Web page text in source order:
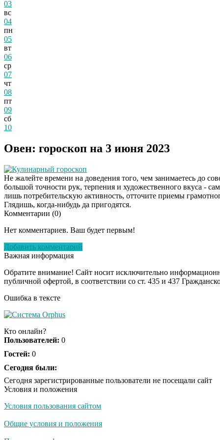
03
вс
04
пн
05
вт
06
ср
07
чт
08
пт
09
сб
10
Овен: гороскоп на 3 июня 2023
Кулинарный гороскоп
Не жалейте времени на доведения того, чем занимаетесь до
большой точности рук, терпения и художественного вкуса -
лишь потребительскую активность, отточите приемы
Глядишь, когда-нибудь да пригодятся.
Комментарии (0)
Нет комментариев. Ваш будет первым!
Добавить комментарий
Важная информация
Обратите внимание! Сайт носит исключительно
публичной офертой, в соответствии со ст. 435 и 437
Ошибка в тексте
Кто онлайн?
Пользователей: 0
Гостей: 0
Сегодня были:
Сегодня зарегистрированные пользователи не посещали сайт
Условия и положения
Условия пользования сайтом
Общие условия и положения